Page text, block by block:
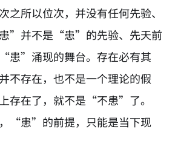
所以位次，并没有任何先验、
”并不是“患”的先验、先天前
”涌现的舞台。存在必有其
存在，也不是一个理论的假
存在了，就不是“不患”了。
“患”的前提，只能是当下现